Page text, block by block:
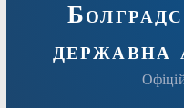
державна